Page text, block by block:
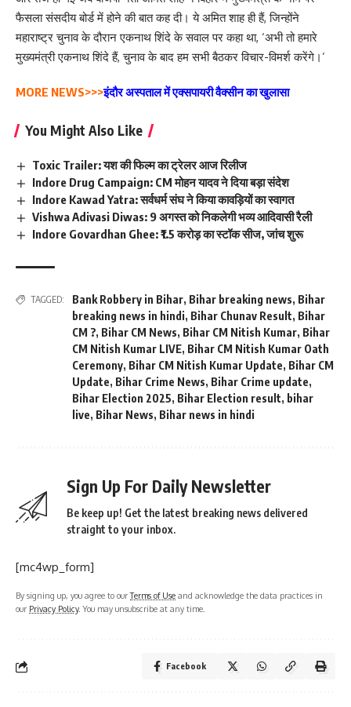
फैसला संसदीय बोर्ड में होने की बात कह दी। ये अमित शाह ही हैं, जिन्होंने
महाराष्ट्र चुनाव के दौरान एकनाथ शिंदे के सवाल पर कहा था, ‘अभी तो हमारे
मुख्यमंत्री एकनाथ शिंदे हैं, चुनाव के बाद हम सभी बैठकर विचार-विमर्श करेंगे।’
MORE NEWS>>>इंदौर अस्पताल में एक्सपायरी वैक्सीन का खुलासा
You Might Also Like
Toxic Trailer: यश की फिल्म का ट्रेलर आज रिलीज
Indore Drug Campaign: CM मोहन यादव ने दिया बड़ा संदेश
Indore Kawad Yatra: सर्वधर्म संघ ने किया कावड़ियों का स्वागत
Vishwa Adivasi Diwas: 9 अगस्त को निकलेगी भव्य आदिवासी रैली
Indore Govardhan Ghee: ₹1.5 करोड़ का स्टॉक सीज, जांच शुरू
TAGGED: Bank Robbery in Bihar, Bihar breaking news, Bihar
breaking news in hindi, Bihar Chunav Result, Bihar
CM ?, Bihar CM News, Bihar CM Nitish Kumar, Bihar
CM Nitish Kumar LIVE, Bihar CM Nitish Kumar Oath
Ceremony, Bihar CM Nitish Kumar Update, Bihar CM
Update, Bihar Crime News, Bihar Crime update,
Bihar Election 2025, Bihar Election result, bihar
live, Bihar News, Bihar news in hindi
Sign Up For Daily Newsletter
Be keep up! Get the latest breaking news delivered
straight to your inbox.
[mc4wp_form]
By signing up, you agree to ourTerms of Use and acknowledge the data practices in
our Privacy Policy. You may unsubscribe at any time.
Facebook